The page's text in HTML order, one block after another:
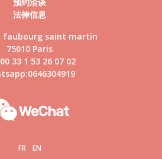
法律信息
faubourg saint martin
75010 Paris
33 1 53 26 07 02
FR EN